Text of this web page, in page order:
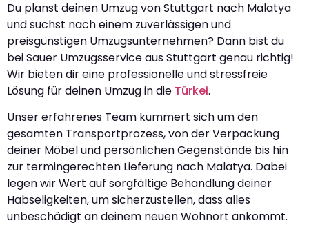
Du planst deinen Umzug von Stuttgart nach Malatya
und suchst nach einem zuverlässigen und
preisgünstigen Umzugsunternehmen? Dann bist du
bei Sauer Umzugsservice aus Stuttgart genau richtig!
Wir bieten dir eine professionelle und stressfreie
Lösung für deinen Umzug in die Türkei.
Unser erfahrenes Team kümmert sich um den
gesamten Transportprozess, von der Verpackung
deiner Möbel und persönlichen Gegenstände bis hin
zur termingerechten Lieferung nach Malatya. Dabei
legen wir Wert auf sorgfältige Behandlung deiner
Habseligkeiten, um sicherzustellen, dass alles
unbeschädigt an deinem neuen Wohnort ankommt.